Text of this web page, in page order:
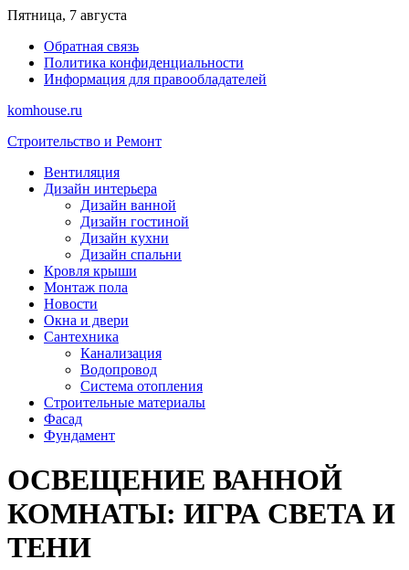
Перейти
содержимому
Пятница, 7 августа
Обратная связь
Политика конфиденциальности
Информация для правообладателей
komhouse.ru
Строительство и Ремонт
Вентиляция
Дизайн интерьера
Дизайн ванной
Дизайн гостиной
Дизайн кухни
Дизайн спальни
Кровля крыши
Монтаж пола
Новости
Окна и двери
Сантехника
Канализация
Водопровод
Система отопления
Строительные материалы
Фасад
Фундамент
ОСВЕЩЕНИЕ ВАННОЙ
КОМНАТЫ: ИГРА СВЕТА И
ТЕНИ